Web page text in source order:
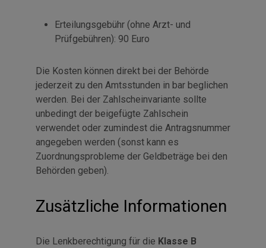
Erteilungsgebühr (ohne Arzt- und
Prüfgebühren): 90 Euro
Die Kosten können direkt bei der Behörde
jederzeit zu den Amtsstunden in bar beglichen
werden. Bei der Zahlscheinvariante sollte
unbedingt der beigefügte Zahlschein
verwendet oder zumindest die Antragsnummer
angegeben werden (sonst kann es
Zuordnungsprobleme der Geldbeträge bei den
Behörden geben).
Zusätzliche Informationen
Die Lenkberechtigung für die Klasse B